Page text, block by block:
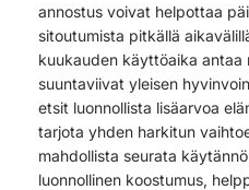
annostus voivat helpottaa
sitoutumista pitkällä
kuukauden käyttöaika antaa
suuntaviivat yleisen
etsit luonnollista lisäarvoa
tarjota yhden harkitun
mahdollista seurata
luonnollinen koostumus,